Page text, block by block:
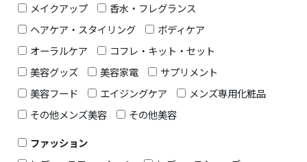
メイクアップ
香水・フレグランス
ヘアケア・スタイリング
ボディケア
オーラルケア
コフレ・キット・セット
美容グッズ
美容家電
サプリメント
美容フード
エイジングケア
メンズ専用化粧品
その他メンズ美容
その他美容
ファッション